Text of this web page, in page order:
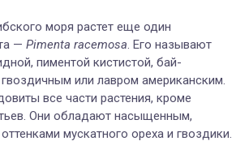
моря растет еще один
— Pimenta racemosa. Его называют
пиментой кистистой, бай-
или лавром американским.
все части растения, кроме
Они обладают насыщенным,
мускатного ореха и гвоздики.